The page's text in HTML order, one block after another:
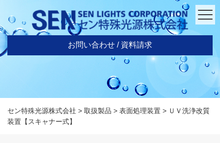
お問い合わせ / 資料請求
セン特殊光源株式会社 > 取扱製品 > 表面処理装置 > ＵＶ洗浄改質
装置【スキャナー式】